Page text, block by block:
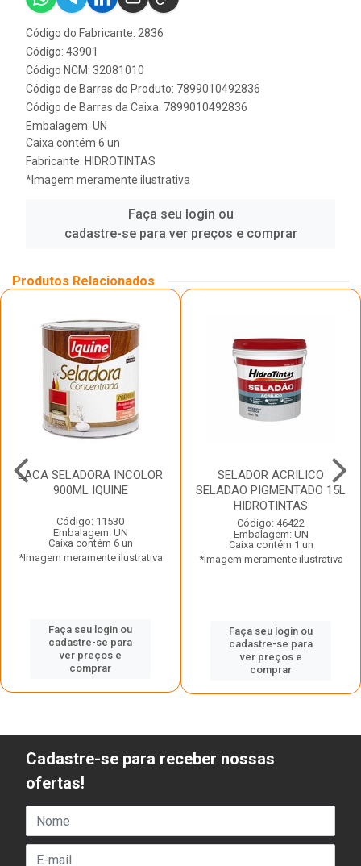
Código do Fabricante: 2836
Código: 43901
Código NCM: 32081010
Código de Barras do Produto: 7899010492836
Código de Barras da Caixa: 7899010492836
Embalagem: UN
Caixa contém 6 un
Fabricante: HIDROTINTAS
*Imagem meramente ilustrativa
Faça seu login ou
cadastre-se para ver preços e comprar
Produtos Relacionados
LACA SELADORA INCOLOR
900ML IQUINE
Código: 11530
Embalagem: UN
Caixa contém 6 un
*Imagem meramente ilustrativa
Faça seu login ou
cadastre-se para
ver preços e
comprar
SELADOR ACRILICO
SELADAO PIGMENTADO 15L
HIDROTINTAS
Código: 46422
Embalagem: UN
Caixa contém 1 un
*Imagem meramente ilustrativa
Faça seu login ou
cadastre-se para
ver preços e
comprar
Cadastre-se para receber nossas
ofertas!